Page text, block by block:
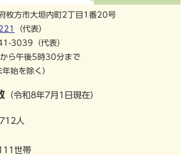
枚方市大垣内町2丁目1番20号
（代表）
3039（代表）
ら午後5時30分まで
始を除く）
（令和8年7月1日現在）
人
世帯